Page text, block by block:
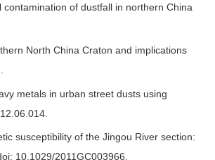
contamination of dustfall in northern China
North China Craton and implications
metals in urban street dusts using
susceptibility of the Jingou River section:
10.1029/2011GC003966.